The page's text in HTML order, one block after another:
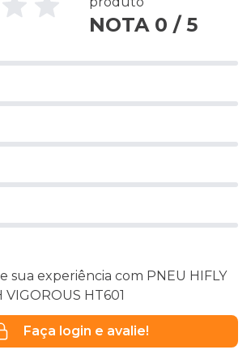
NOTA 0 / 5
sua experiência com PNEU HIFLY
VIGOROUS HT601
Faça login e avalie!